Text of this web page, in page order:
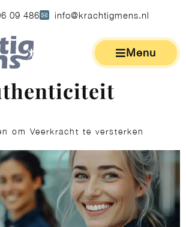
09 486 info@krachtigmens.nl
Menu
om Veerkracht te versterken